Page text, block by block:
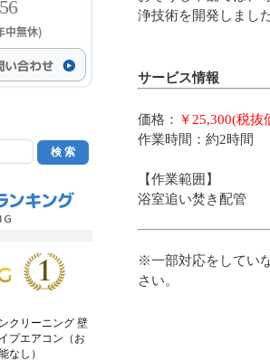
浄技術を開発しました
サービス情報
価格：
￥25,300(税抜
作業時間：約2時間
【作業範囲】
浴室追い焚き配管
※一部対応をしてい
さい。
中無休)
クリーニング 壁
プエアコン（お
なし）